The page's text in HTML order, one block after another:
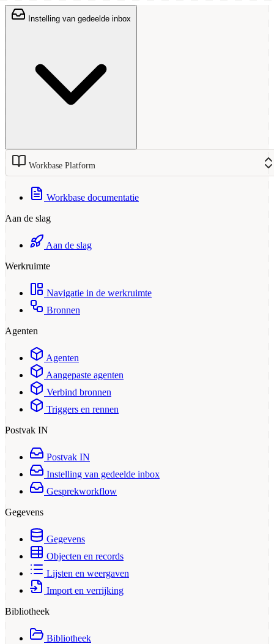
Instelling van gedeelde inbox
Workbase Platform
Workbase documentatie
Aan de slag
Aan de slag
Werkruimte
Navigatie in de werkruimte
Bronnen
Agenten
Agenten
Aangepaste agenten
Verbind bronnen
Triggers en rennen
Postvak IN
Postvak IN
Instelling van gedeelde inbox
Gesprekworkflow
Gegevens
Gegevens
Objecten en records
Lijsten en weergaven
Import en verrijking
Bibliotheek
Bibliotheek